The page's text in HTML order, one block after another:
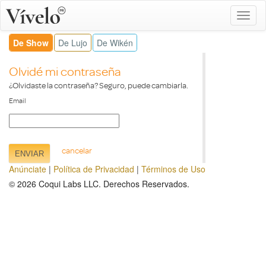
De Show De Lujo De Wikén
Olvidé mi contraseña
¿Olvidaste la contraseña? Seguro, puede cambiarla.
Email
cancelar
Anúnciate | Política de Privacidad | Términos de Uso
© 2026 Coqui Labs LLC. Derechos Reservados.